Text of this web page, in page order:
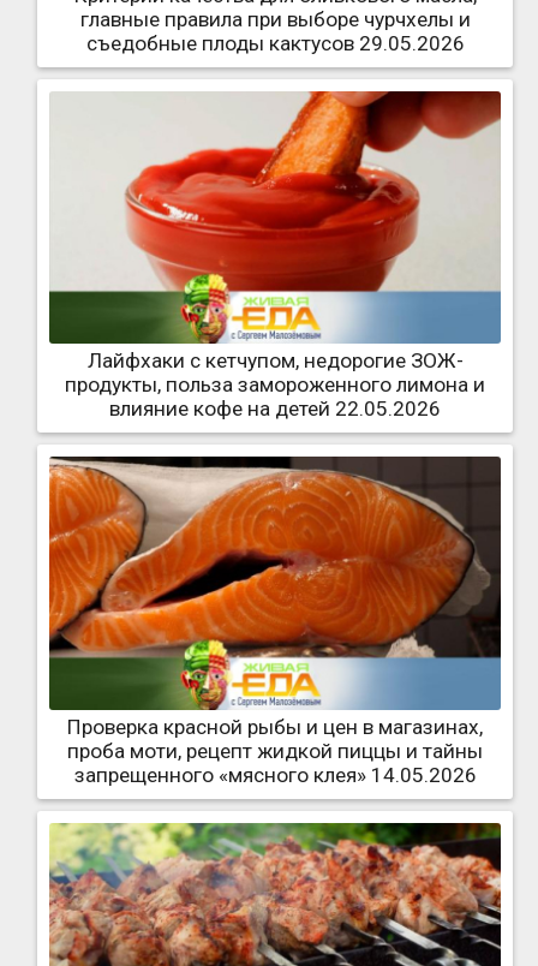
главные правила при выборе чурчхелы и
съедобные плоды кактусов 29.05.2026
Лайфхаки с кетчупом, недорогие ЗОЖ-
продукты, польза замороженного лимона и
влияние кофе на детей 22.05.2026
Проверка красной рыбы и цен в магазинах,
проба моти, рецепт жидкой пиццы и тайны
запрещенного «мясного клея» 14.05.2026